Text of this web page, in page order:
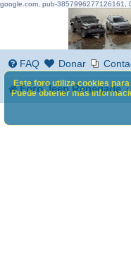
google.com, pub-3857996277126161,
FAQ Donar
Foro Jeep Renegade
Este foro utiliza cookies
Puede obtener más